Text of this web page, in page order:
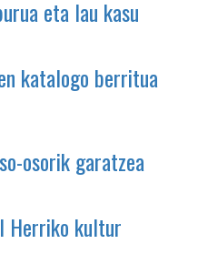
eta lau kasu
katalogo berritua
osorik garatzea
Herriko kultur